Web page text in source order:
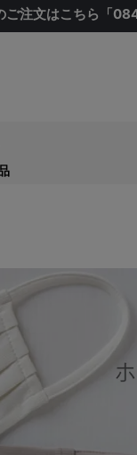
ご注文はこちら「